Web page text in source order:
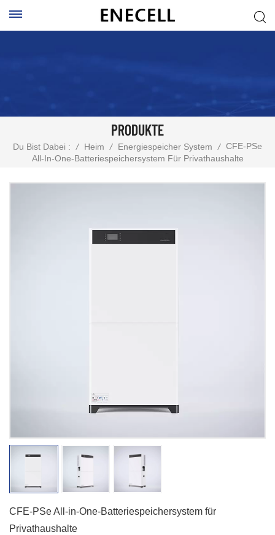
PRODUKTE
Du Bist Dabei : / Heim / Energiespeicher System / CFE-PSe
All-In-One-Batteriespeichersystem Für Privathaushalte
CFE-PSe All-in-One-Batteriespeichersystem für
Privathaushalte